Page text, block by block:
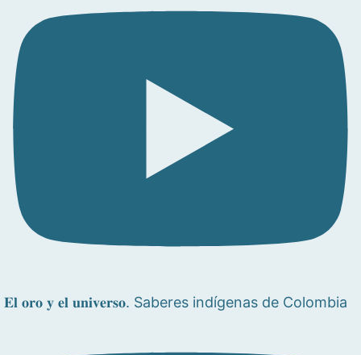
𝐄𝐥 𝐨𝐫𝐨 𝐲 𝐞𝐥 𝐮𝐧𝐢𝐯𝐞𝐫𝐬𝐨. Saberes indígenas de Colombia